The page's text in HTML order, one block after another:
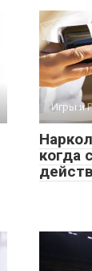
Игры и
когда